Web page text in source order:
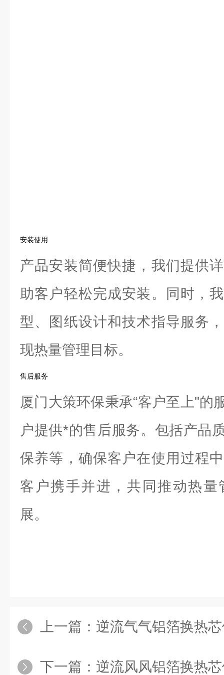
安装使用
产品安装简便快捷，我们提供
助客户轻松完成安装。同时，
型、图纸设计和技术指导服务
现热量管理目标。
售后服务
厦门大策环保秉承“客户至上"的
户提供*的售后服务。包括产品
保养等，确保客户在使用过程
客户携手并进，共同推动热
展。
上一篇： 逆流气气铝箔换热芯
下一篇： 逆流风风铝箔换热